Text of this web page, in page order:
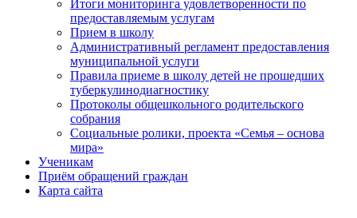
Итоги мониторинга удовлетворенности по
предоставляемым услугам
Прием в школу
Административный регламент предоставления
муниципальной услуги
Правила приеме в школу детей не прошедших
туберкулинодиагностику
Протоколы общешкольного родительского
собрания
Социальные ролики, проекта «Семья – основа
мира»
Ученикам
Приём обращений граждан
Карта сайта